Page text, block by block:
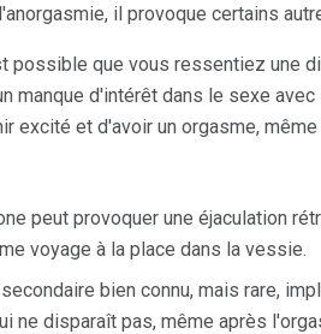
il provoque certains
possible que vous ressentiez une
manque d'intérêt dans le sexe
excité et d'avoir un orgasme,
peut provoquer une éjaculation
voyage à la place dans la vessie.
bien connu, mais rare,
ne disparaît pas, même après